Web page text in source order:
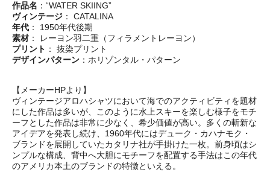
作品名 ：“WATER SKIING”
ヴィンテージ ： CATALINA
年代 ： 1950年代後期
素材 ： レーヨン羽二重（フィラメントレーヨン）
プリント ： 抜染プリント
デザインパターン ：ホリゾンタル・パターン
【メーカーHPより】
ヴィンテージアロハシャツにおいて海でのアクティビティを題材
にした作品は多いが、このように水上スキーを楽しむ様子をモチ
ーフとした作品は非常に少なく、希少価値が高い。多くの斬新な
アイデアを発表し続け、1960年代にはデューク・カハナモク・
ブランドを展開していたカタリナ社が手掛けた一枚。前身頃はシ
ンプルな構成、背中へ大胆にモチーフを配置する手法はこの年代
のアメリカ本土のブランドの特徴といえる。